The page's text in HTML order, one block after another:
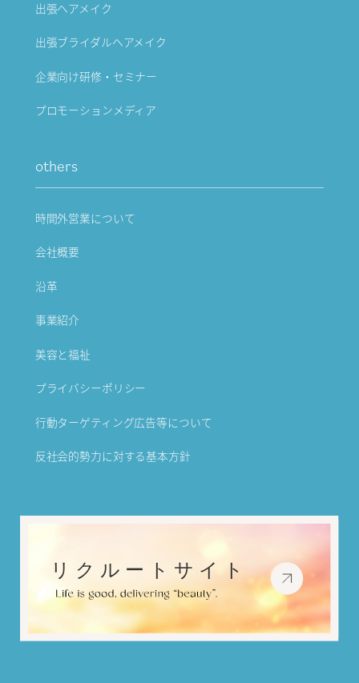
出張ヘアメイク
出張ブライダルヘアメイク
企業向け研修・セミナー
プロモーションメディア
others
時間外営業について
会社概要
沿革
事業紹介
美容と福祉
プライバシーポリシー
行動ターゲティング広告等について
反社会的勢力に対する基本方針